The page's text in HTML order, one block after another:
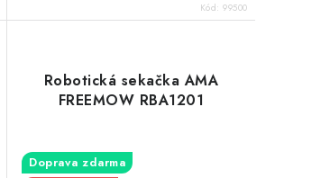
Kód:99500
Robotická sekačka AMA
FREEMOW RBA1201
Doprava zdarma